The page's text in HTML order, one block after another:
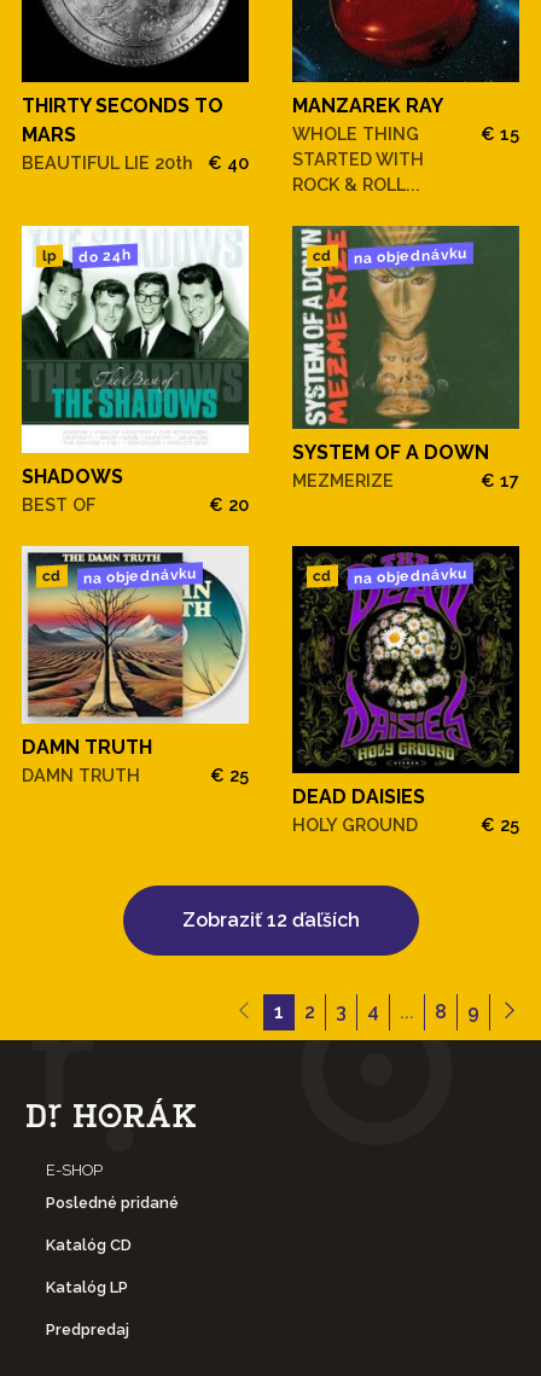
THIRTY SECONDS TO
MARS
BEAUTIFUL LIE 20th € 40
MANZAREK RAY
WHOLE THING
STARTED WITH
ROCK & ROLL...
€ 15
lp do 24h
SHADOWS
BEST OF € 20
cd na objednávku
SYSTEM OF A DOWN
MEZMERIZE € 17
cd na objednávku
DAMN TRUTH
DAMN TRUTH € 25
cd na objednávku
DEAD DAISIES
HOLY GROUND € 25
Zobraziť 12 ďaľších
1 2 3 4 ... 8 9
E-SHOP
Posledné pridané
Katalóg CD
Katalóg LP
Predpredaj